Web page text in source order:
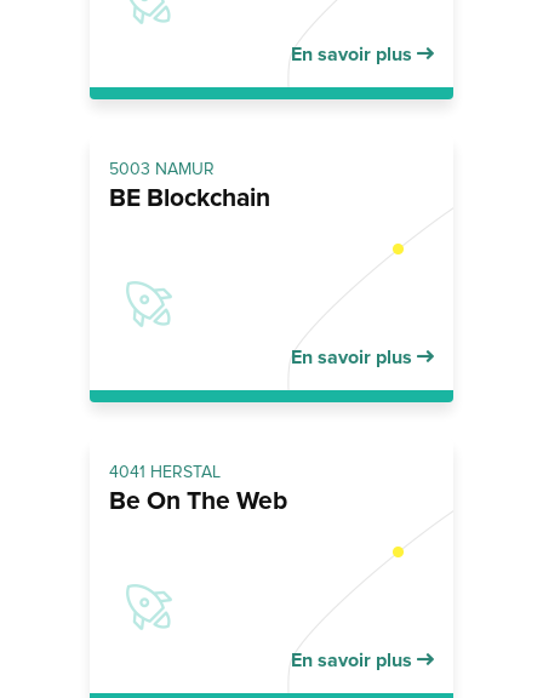
En savoir plus
5003 NAMUR
BE Blockchain
En savoir plus
4041 HERSTAL
Be On The Web
En savoir plus